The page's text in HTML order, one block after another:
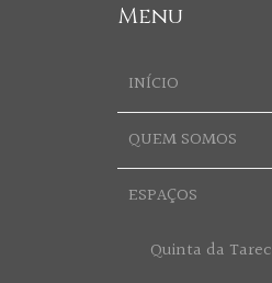
Menu
INÍCIO
QUEM SOMOS
ESPAÇOS
Quinta da